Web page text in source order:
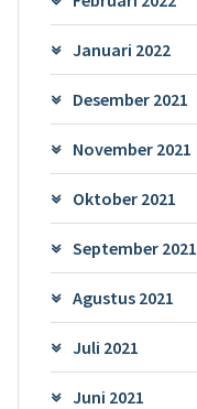
Januari 2022
Desember 2021
November 2021
Oktober 2021
September 2021
Agustus 2021
Juli 2021
Juni 2021